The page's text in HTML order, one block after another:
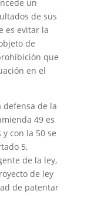
un
de sus
es evitar la
de
que
en el
de la
49 es
con la 50 se
5,
de la ley,
de ley
de patentar